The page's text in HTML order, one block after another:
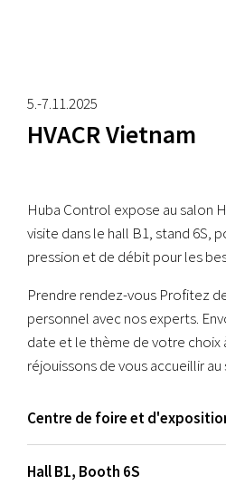
5.-7.11.2025
HVACR Vietnam
Huba Control expose au salon
visite dans le hall B1, stand 6S,
pression et de débit pour les
Prendre rendez-vous Profitez
personnel avec nos experts.
date et le thème de votre choix
réjouissons de vous accueillir au
Centre de foire et
Hall B1, Booth 6S